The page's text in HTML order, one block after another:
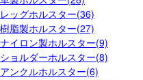
レッグホルスター(36)
樹脂製ホルスター(27)
ナイロン製ホルスター(9)
ショルダーホルスター(8)
アンクルホルスター(6)